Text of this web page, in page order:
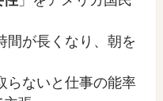
が長くなり、朝を
らないと仕事の能率